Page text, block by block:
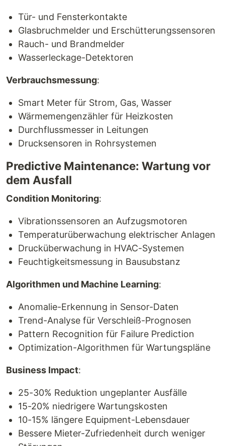
Tür- und Fensterkontakte
Glasbruchmelder und Erschütterungssensoren
Rauch- und Brandmelder
Wasserleckage-Detektoren
Verbrauchsmessung:
Smart Meter für Strom, Gas, Wasser
Wärmemengenzähler für Heizkosten
Durchflussmesser in Leitungen
Drucksensoren in Rohrsystemen
Predictive Maintenance: Wartung vor
dem Ausfall
Condition Monitoring:
Vibrationssensoren an Aufzugsmotoren
Temperaturüberwachung elektrischer Anlagen
Drucküberwachung in HVAC-Systemen
Feuchtigkeitsmessung in Bausubstanz
Algorithmen und Machine Learning:
Anomalie-Erkennung in Sensor-Daten
Trend-Analyse für Verschleiß-Prognosen
Pattern Recognition für Failure Prediction
Optimization-Algorithmen für Wartungspläne
Business Impact:
25-30% Reduktion ungeplanter Ausfälle
15-20% niedrigere Wartungskosten
10-15% längere Equipment-Lebensdauer
Bessere Mieter-Zufriedenheit durch weniger